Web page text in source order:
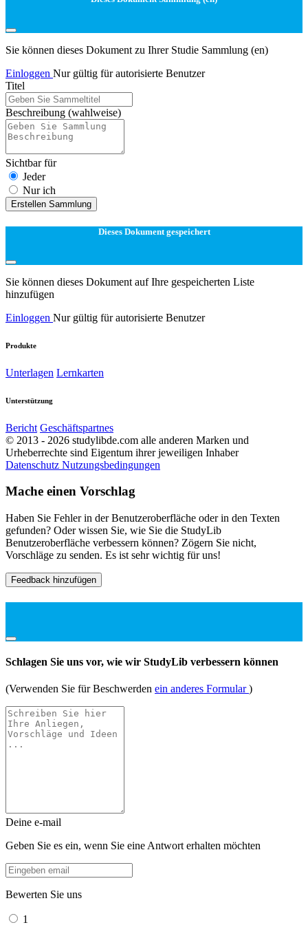
Sie können dieses Dokument zu Ihrer Studie Sammlung (en)
Einloggen Nur gültig für autorisierte Benutzer
Titel
Beschreibung (wahlweise)
Sichtbar für
Jeder
Nur ich
Erstellen Sammlung
Dieses Dokument gespeichert
Sie können dieses Dokument auf Ihre gespeicherten Liste
hinzufügen
Einloggen Nur gültig für autorisierte Benutzer
Produkte
Unterlagen Lernkarten
Unterstützung
Bericht Geschäftspartnes
© 2013 - 2026 studylibde.com alle anderen Marken und
Urheberrechte sind Eigentum ihrer jeweiligen Inhaber
Datenschutz Nutzungsbedingungen
Mache einen Vorschlag
Haben Sie Fehler in der Benutzeroberfläche oder in den Texten
gefunden? Oder wissen Sie, wie Sie die StudyLib
Benutzeroberfläche verbessern können? Zögern Sie nicht,
Vorschläge zu senden. Es ist sehr wichtig für uns!
Feedback hinzufügen
Schlagen Sie uns vor, wie wir StudyLib verbessern können
(Verwenden Sie für Beschwerden ein anderes Formular)
Deine e-mail
Geben Sie es ein, wenn Sie eine Antwort erhalten möchten
Bewerten Sie uns
1